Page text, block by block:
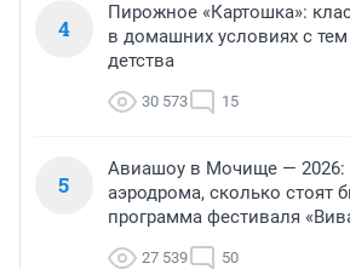
4
Пирожное «Картошка»:
в домашних условиях с
детства
30 573 15
5
Авиашоу в Мочище — 2026:
аэродрома, сколько стоят
программа фестиваля
27 539 50